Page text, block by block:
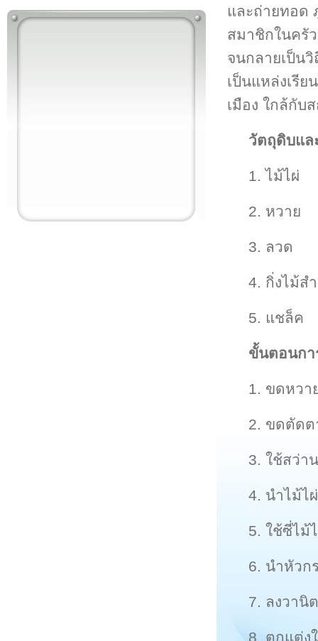
และถ่ายทอด
สมาชิกในครั
จนกลายเป็น
เป็นแหล่งเรี
เมือง ใกล้กับ
วัตถุดิบแล
1. ไม้ไผ่
2. หวาย
3. ลวด
4. กิ่งไม้ส
5. แชล็ค
ขั้นตอนกา
1. ขดหวา
2. ขดตัดต
3. ใช้สว่า
4. นำไม้ไ
5. ใช้ซี่ไม้
6. นำหัวก
7. ลงวานิ
8. ตกแต่ง